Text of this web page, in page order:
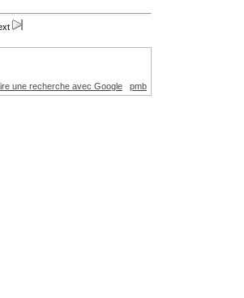
une recherche avec Google pmb